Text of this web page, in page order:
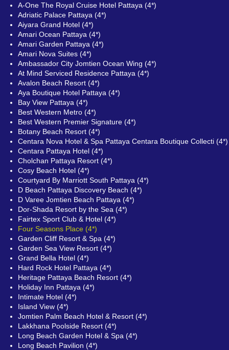
A-One The Royal Cruise Hotel Pattaya (4*)
Adriatic Palace Pattaya (4*)
Aiyara Grand Hotel (4*)
Amari Ocean Pattaya (4*)
Amari Garden Pattaya (4*)
Amari Nova Suites (4*)
Ambassador City Jomtien Ocean Wing (4*)
At Mind Serviced Residence Pattaya (4*)
Avalon Beach Resort (4*)
Aya Boutique Hotel Pattaya (4*)
Bay View Pattaya (4*)
Best Western Metro (4*)
Best Western Premier Signature (4*)
Botany Beach Resort (4*)
Centara Nova Hotel & Spa Pattaya Centara Boutique Collecti (4*)
Centara Pattaya Hotel (4*)
Cholchan Pattaya Resort (4*)
Cosy Beach Hotel (4*)
Courtyard By Marriott South Pattaya (4*)
D Beach Pattaya Discovery Beach (4*)
D Varee Jomtien Beach Pattaya (4*)
Dor-Shada Resort by the Sea (4*)
Fairtex Sport Club & Hotel (4*)
Four Seasons Place (4*)
Garden Cliff Resort & Spa (4*)
Garden Sea View Resort (4*)
Grand Bella Hotel (4*)
Hard Rock Hotel Pattaya (4*)
Heritage Pattaya Beach Resort (4*)
Holiday Inn Pattaya (4*)
Intimate Hotel (4*)
Island View (4*)
Jomtien Palm Beach Hotel & Resort (4*)
Lakkhana Poolside Resort (4*)
Long Beach Garden Hotel & Spa (4*)
Long Beach Pavilion (4*)